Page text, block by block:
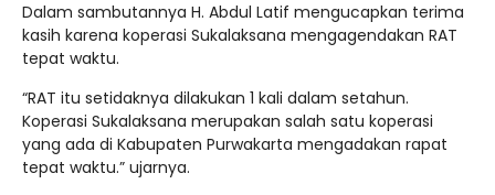
Dalam sambutannya H. Abdul Latif mengucapkan terima
kasih karena koperasi Sukalaksana mengagendakan RAT
tepat waktu.
“RAT itu setidaknya dilakukan 1 kali dalam setahun.
Koperasi Sukalaksana merupakan salah satu koperasi
yang ada di Kabupaten Purwakarta mengadakan rapat
tepat waktu.” ujarnya.